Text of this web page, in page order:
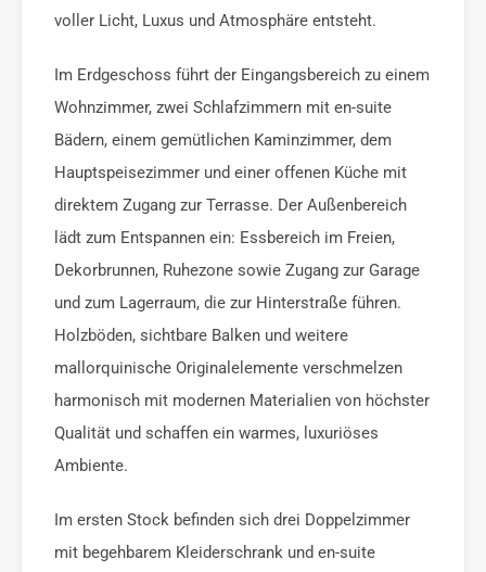
voller Licht, Luxus und Atmosphäre entsteht.
Im Erdgeschoss führt der Eingangsbereich zu einem
Wohnzimmer, zwei Schlafzimmern mit en-suite
Bädern, einem gemütlichen Kaminzimmer, dem
Hauptspeisezimmer und einer offenen Küche mit
direktem Zugang zur Terrasse. Der Außenbereich
lädt zum Entspannen ein: Essbereich im Freien,
Dekorbrunnen, Ruhezone sowie Zugang zur Garage
und zum Lagerraum, die zur Hinterstraße führen.
Holzböden, sichtbare Balken und weitere
mallorquinische Originalelemente verschmelzen
harmonisch mit modernen Materialien von höchster
Qualität und schaffen ein warmes, luxuriöses
Ambiente.
Im ersten Stock befinden sich drei Doppelzimmer
mit begehbarem Kleiderschrank und en-suite